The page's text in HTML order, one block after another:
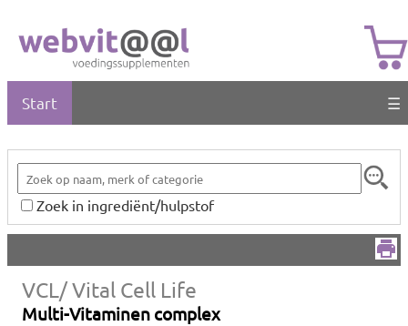
Start ☰
Zoek in ingrediënt/hulpstof
VCL/ Vital Cell Life
Multi-Vitaminen complex